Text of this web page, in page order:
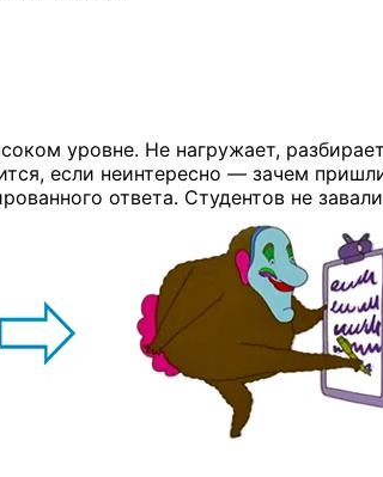
уровне. Не нагружает,
если неинтересно — зачем
ответа. Студентов не